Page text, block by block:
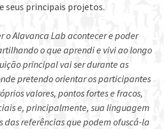
seus principais projetos.
o Alavanca Lab acontecer e poder
o que aprendi e vivi ao longo
principal vai ser durante as
pretendo orientar os participantes
valores, pontos fortes e fracos,
e, principalmente, sua linguagem
referências que podem ofuscá-la